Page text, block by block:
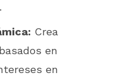
Crea
en
en